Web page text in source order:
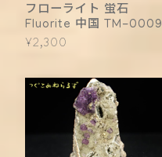
フローライト 蛍石
Fluorite 中国 TM-0009
¥2,300